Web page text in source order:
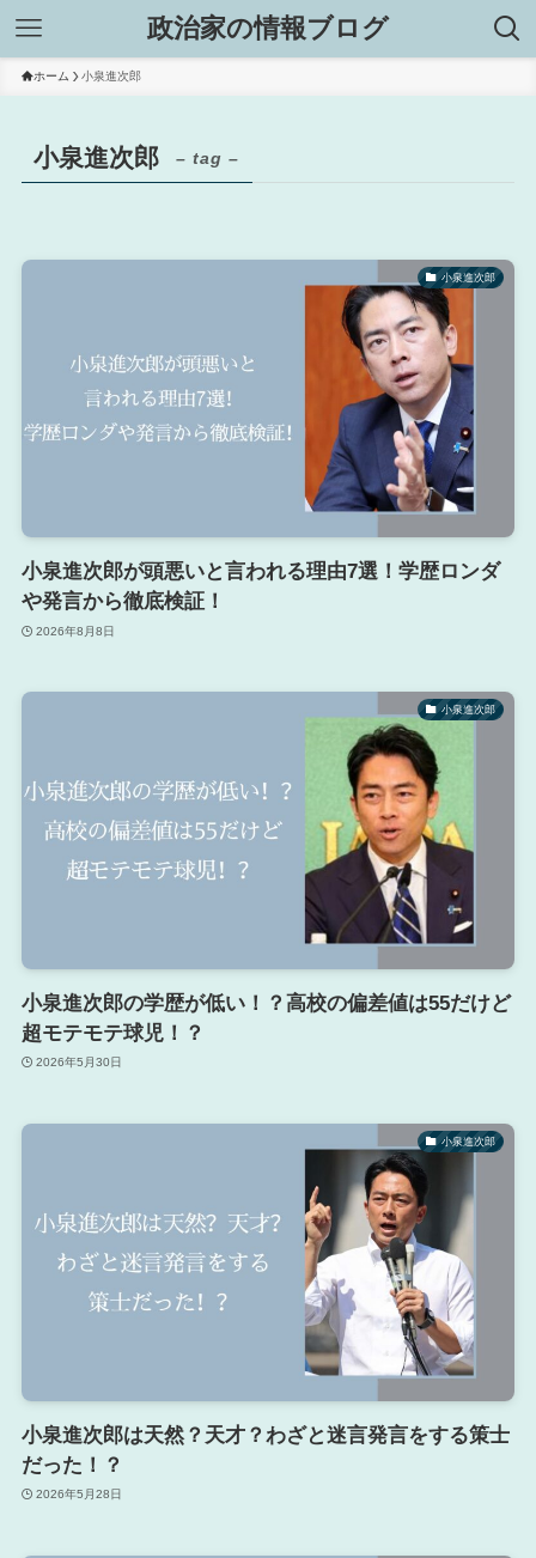
政治家の情報ブログ
ホーム 小泉進次郎
小泉進次郎 – tag –
小泉進次郎
小泉進次郎が頭悪いと言われる理由7選！学歴ロンダ
や発言から徹底検証！
2026年8月8日
小泉進次郎
小泉進次郎の学歴が低い！？高校の偏差値は55だけど
超モテモテ球児！？
2026年5月30日
小泉進次郎
小泉進次郎は天然？天才？わざと迷言発言をする策士
だった！？
2026年5月28日